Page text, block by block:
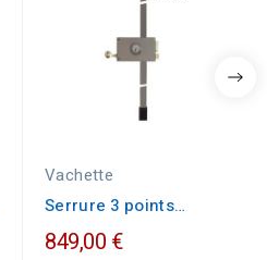
Vachette
Serrure 3 points
Vachette MULTI SL...
849,00 €